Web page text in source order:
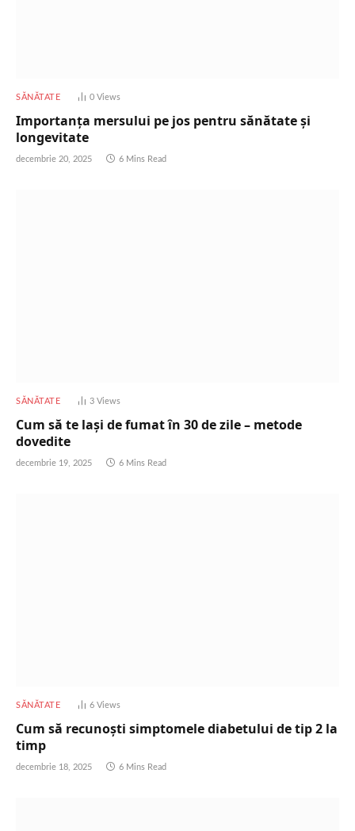
SĂNĂTATE 0Views
Importanța mersului pe jos pentru sănătate și
longevitate
decembrie 20, 2025 6 Mins Read
SĂNĂTATE 3Views
Cum să te lași de fumat în 30 de zile – metode
dovedite
decembrie 19, 2025 6 Mins Read
SĂNĂTATE 6Views
Cum să recunoști simptomele diabetului de tip 2 la
timp
decembrie 18, 2025 6 Mins Read